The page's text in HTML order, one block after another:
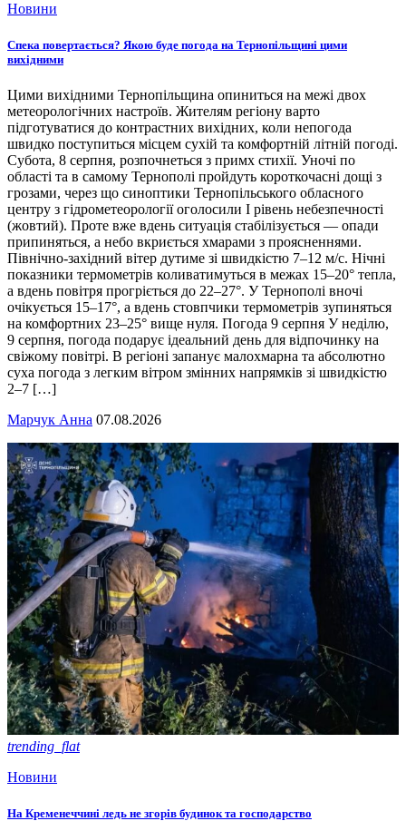
Новини
Спека повертається? Якою буде погода на Тернопільщині цими
вихідними
Цими вихідними Тернопільщина опиниться на межі двох
метеорологічних настроїв. Жителям регіону варто
підготуватися до контрастних вихідних, коли непогода
швидко поступиться місцем сухій та комфортній літній погоді.
Субота, 8 серпня, розпочнеться з примх стихії. Уночі по
області та в самому Тернополі пройдуть короткочасні дощі з
грозами, через що синоптики Тернопільського обласного
центру з гідрометеорології оголосили І рівень небезпечності
(жовтий). Проте вже вдень ситуація стабілізується — опади
припиняться, а небо вкриється хмарами з проясненнями.
Північно-західний вітер дутиме зі швидкістю 7–12 м/с. Нічні
показники термометрів коливатимуться в межах 15–20° тепла,
а вдень повітря прогріється до 22–27°. У Тернополі вночі
очікується 15–17°, а вдень стовпчики термометрів зупиняться
на комфортних 23–25° вище нуля. Погода 9 серпня У неділю,
9 серпня, погода подарує ідеальний день для відпочинку на
свіжому повітрі. В регіоні запанує малохмарна та абсолютно
суха погода з легким вітром змінних напрямків зі швидкістю
2–7 […]
Марчук Анна 07.08.2026
trending_flat
Новини
На Кременеччині ледь не згорів будинок та господарство